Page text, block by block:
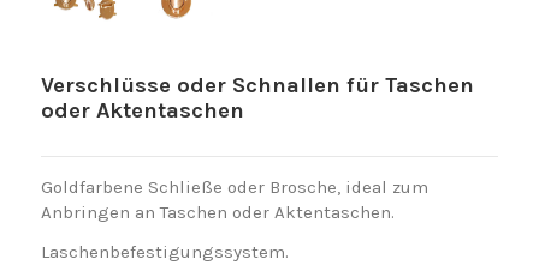
Verschlüsse oder Schnallen für Taschen
oder Aktentaschen
Goldfarbene Schließe oder Brosche, ideal zum
Anbringen an Taschen oder Aktentaschen.
Laschenbefestigungssystem.